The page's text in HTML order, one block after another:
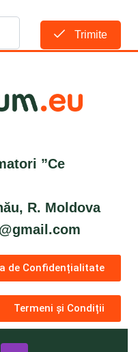
Trimite
”Ce
R. Moldova
de Confidențialitate
Termeni și Condiții